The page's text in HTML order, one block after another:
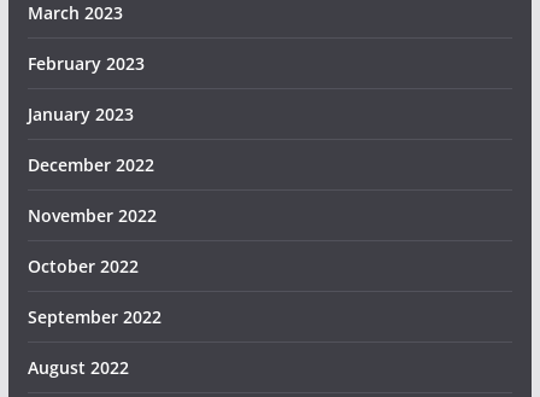
March 2023
February 2023
January 2023
December 2022
November 2022
October 2022
September 2022
August 2022